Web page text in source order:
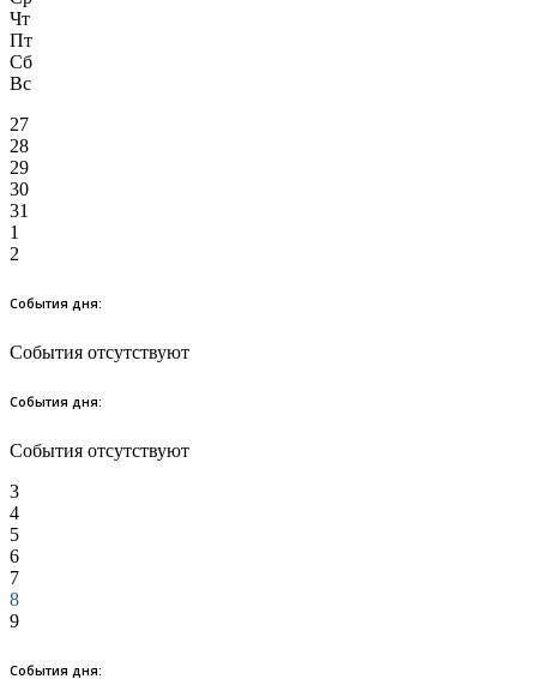
Чт
Пт
Сб
Вс
27
28
29
30
31
1
2
События дня:
События отсутствуют
События дня:
События отсутствуют
3
4
5
6
7
8
9
События дня: